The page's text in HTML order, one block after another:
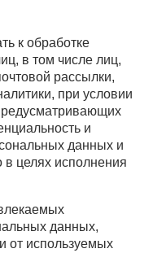
к обработке
в том числе лиц,
рассылки,
при условии
и
данных и
в целях исполнения
данных,
от используемых